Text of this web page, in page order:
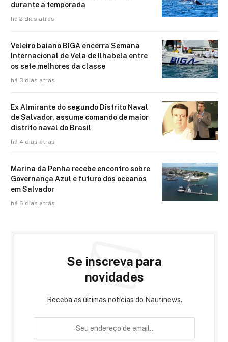
durante a temporada
há 2 dias atrás
Veleiro baiano BIGA encerra Semana
Internacional de Vela de Ilhabela entre
os sete melhores da classe
há 3 dias atrás
Ex Almirante do segundo Distrito Naval
de Salvador, assume comando de maior
distrito naval do Brasil
há 4 dias atrás
Marina da Penha recebe encontro sobre
Governança Azul e futuro dos oceanos
em Salvador
há 6 dias atrás
Se inscreva para
novidades
Receba as últimas notícias do Nautinews.